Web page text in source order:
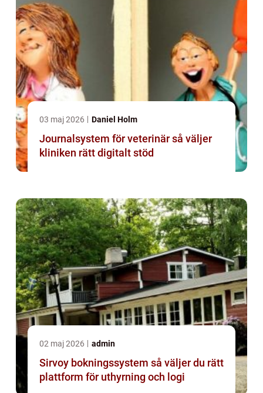
03 maj 2026 Daniel Holm
Journalsystem för veterinär så väljer
kliniken rätt digitalt stöd
02 maj 2026 admin
Sirvoy bokningssystem så väljer du rätt
plattform för uthyrning och logi